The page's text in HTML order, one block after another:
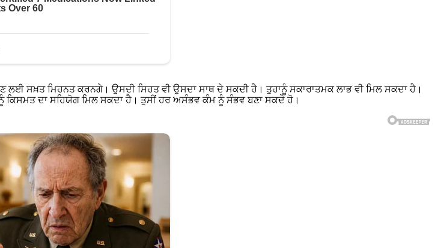
ਮਿਹਨਤ ਕਰਨਗੇ। ਉਸਦੀ ਸਿਹਤ ਵੀ ਉਸਦਾ ਸਾਥ ਦੇ ਸਕਦੀ ਹੈ। ਤੁਹਾਨੂੰ ਸਕਾਰਾਤਮਕ ਲਾਭ ਵੀ ਮਿਲ ਸਕਦਾ ਹੈ।
ਕਿਸਮਤ ਦਾ ਸਹਿਯੋਗ ਮਿਲ ਸਕਦਾ ਹੈ। ਤੁਸੀਂ ਹਰ ਅਸੰਭਵ ਕੰਮ ਨੂੰ ਸੰਭਵ ਬਣਾ ਸਕਦੇ ਹੋ।